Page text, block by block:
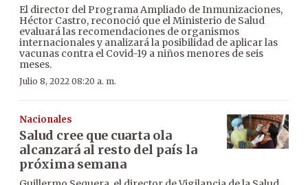
El director del Programa Ampliado de Inmunizaciones,
Héctor Castro, reconoció que el Ministerio de Salud
evaluará las recomendaciones de organismos
internacionales y analizará la posibilidad de aplicar las
vacunas contra el Covid-19 a niños menores de seis
meses.
Julio 8, 2022 08:20 a. m.
Nacionales
Salud cree que cuarta ola
alcanzará al resto del país la
próxima semana